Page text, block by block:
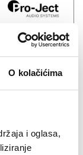
O kolačićima
i oglasa,
U KORPU